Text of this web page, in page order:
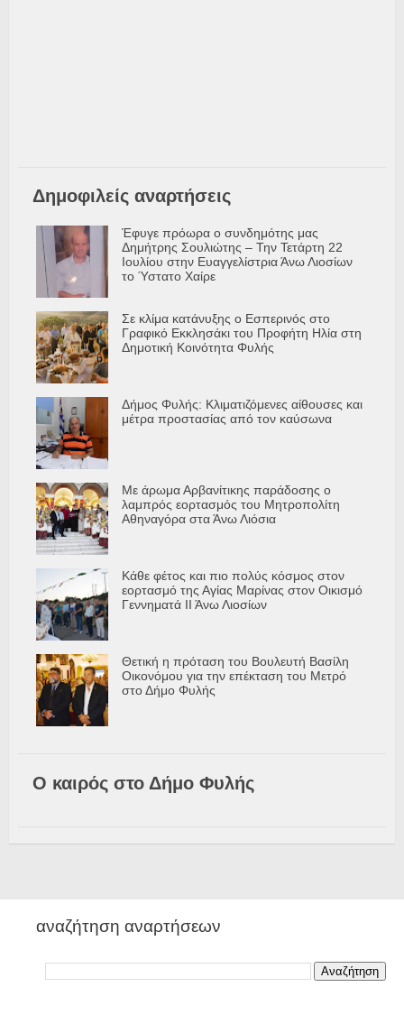
Δημοφιλείς αναρτήσεις
Έφυγε πρόωρα ο συνδημότης μας
Δημήτρης Σουλιώτης – Την Τετάρτη 22
Ιουλίου στην Ευαγγελίστρια Άνω Λιοσίων
το Ύστατο Χαίρε
Σε κλίμα κατάνυξης ο Εσπερινός στο
Γραφικό Εκκλησάκι του Προφήτη Ηλία στη
Δημοτική Κοινότητα Φυλής
Δήμος Φυλής: Κλιματιζόμενες αίθουσες και
μέτρα προστασίας από τον καύσωνα
Με άρωμα Αρβανίτικης παράδοσης ο
λαμπρός εορτασμός του Μητροπολίτη
Αθηναγόρα στα Άνω Λιόσια
Κάθε φέτος και πιο πολύς κόσμος στον
εορτασμό της Αγίας Μαρίνας στον Οικισμό
Γεννηματά ΙΙ Άνω Λιοσίων
Θετική η πρόταση του Βουλευτή Βασίλη
Οικονόμου για την επέκταση του Μετρό
στο Δήμο Φυλής
Ο καιρός στο Δήμο Φυλής
αναζήτηση αναρτήσεων